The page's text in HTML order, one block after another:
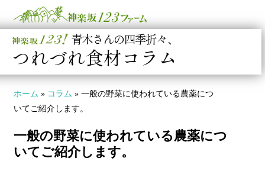
青木さんの四季折々、
つれづれ食材コラム
ホーム » コラム » 一般の野菜に使われている農薬につ
いてご紹介します。
一般の野菜に使われている農薬につ
いてご紹介します。